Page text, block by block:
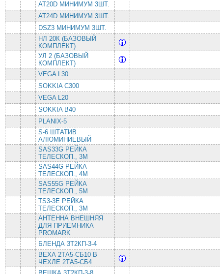
AT20D МИНИМУМ 3ШТ.
AT24D МИНИМУМ 3ШТ.
DSZ3 МИНИМУМ 3ШТ.
НЛ 20К (БАЗОВЫЙ
КОМПЛЕКТ)
УЛ 2 (БАЗОВЫЙ
КОМПЛЕКТ)
VEGA L30
SOKKIA C300
VEGA L20
SOKKIA B40
PLANIX-5
S-6 ШТАТИВ
АЛЮМИНИЕВЫЙ
SAS33G РЕЙКА
ТЕЛЕСКОП., 3М
SAS44G РЕЙКА
ТЕЛЕСКОП., 4М
SAS55G РЕЙКА
ТЕЛЕСКОП., 5М
TS3-3E РЕЙКА
ТЕЛЕСКОП., 3М
АНТЕННА ВНЕШНЯЯ
ДЛЯ ПРИЕМНИКА
PROMARK
БЛЕНДА 3Т2КП-3-4
ВЕХА 2ТА5-СБ10 В
ЧЕХЛЕ 2ТА5-СБ4